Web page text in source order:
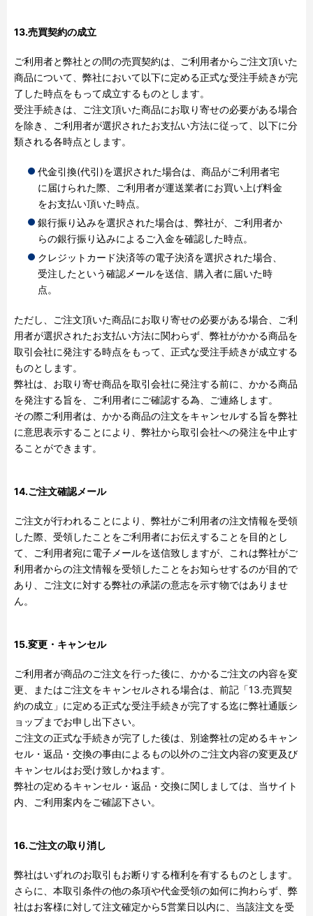
13.売買契約の成立
ご利用者と弊社との間の売買契約は、ご利用者からご注文頂いた
商品について、弊社において以下に定める正式な受注手続きが完
了した時点をもって成立するものとします。
受注手続きは、ご注文頂いた商品にお取り寄せの必要がある場合
を除き、ご利用者が選択されたお支払い方法に従って、以下に分
類される各時点とします。
代金引換(代引)を選択された場合は、商品がご利用者宅
に届けられた際、ご利用者が運送業者にお買い上げ料金
をお支払い頂いた時点。
銀行振り込みを選択された場合は、弊社が、ご利用者か
らの銀行振り込みによるご入金を確認した時点。
クレジットカード決済等の電子決済を選択された場合、
受注したという確認メールを送信、購入者に届いた時
点。
ただし、ご注文頂いた商品にお取り寄せの必要がある場合、ご利
用者が選択されたお支払い方法に関わらず、弊社がかかる商品を
取引会社に発注する時点をもって、正式な受注手続きが成立する
ものとします。
弊社は、お取り寄せ商品を取引会社に発注する前に、かかる商品
を発注する旨を、ご利用者にご確認する為、ご連絡します。
その際ご利用者は、かかる商品の注文をキャンセルする旨を弊社
に意思表示することにより、弊社から取引会社への発注を中止す
ることができます。
14.ご注文確認メール
ご注文が行われることにより、弊社がご利用者の注文情報を受領
した際、受領したことをご利用者にお伝えすることを目的とし
て、ご利用者宛に電子メールを送信致しますが、これは弊社がご
利用者からの注文情報を受領したことをお知らせするのが目的で
あり、ご注文に対する弊社の承諾の意志を示す物ではありませ
ん。
15.変更・キャンセル
ご利用者が商品のご注文を行った後に、かかるご注文の内容を変
更、またはご注文をキャンセルされる場合は、前記「13.売買契
約の成立」に定める正式な受注手続きが完了する迄に弊社通販シ
ョップまでお申し出下さい。
ご注文の正式な手続きが完了した後は、別途弊社の定めるキャン
セル・返品・交換の事由によるもの以外のご注文内容の変更及び
キャンセルはお受け致しかねます。
弊社の定めるキャンセル・返品・交換に関しましては、当サイト
内、ご利用案内をご確認下さい。
16.ご注文の取り消し
弊社はいずれのお取引もお断りする権利を有するものとします。
さらに、本取引条件の他の条項や代金受領の如何に拘わらず、弊
社はお客様に対して注文確定から5営業日以内に、当該注文を受